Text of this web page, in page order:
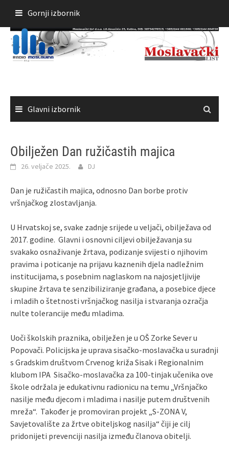
sadržaja
Gornji izbornik
Glavni izbornik
Obilježen Dan ružičastih majica
26. veljače 2025. DJ
Dan je ružičastih majica, odnosno Dan borbe protiv
vršnjačkog zlostavljanja.
U Hrvatskoj se, svake zadnje srijede u veljači, obilježava od
2017. godine. Glavni i osnovni ciljevi obilježavanja su
svakako osnaživanje žrtava, podizanje svijesti o njihovim
pravima i poticanje na prijavu kaznenih djela nadležnim
institucijama, s posebnim naglaskom na najosjetljivije
skupine žrtava te senzibiliziranje građana, a posebice djece
i mladih o štetnosti vršnjačkog nasilja i stvaranja ozračja
nulte tolerancije među mladima.
Uoči školskih praznika, obilježen je u OŠ Zorke Sever u
Popovači. Policijska je uprava sisačko-moslavačka u suradnji
s Gradskim društvom Crvenog križa Sisak i Regionalnim
klubom IPA Sisačko-moslavačka za 100-tinjak učenika ove
škole održala je edukativnu radionicu na temu „Vršnjačko
nasilje među djecom i mladima i nasilje putem društvenih
mreža“. Također je promoviran projekt „S-ZONA V,
Savjetovalište za žrtve obiteljskog nasilja“ čiji je cilj
pridonijeti prevenciji nasilja između članova obitelji.